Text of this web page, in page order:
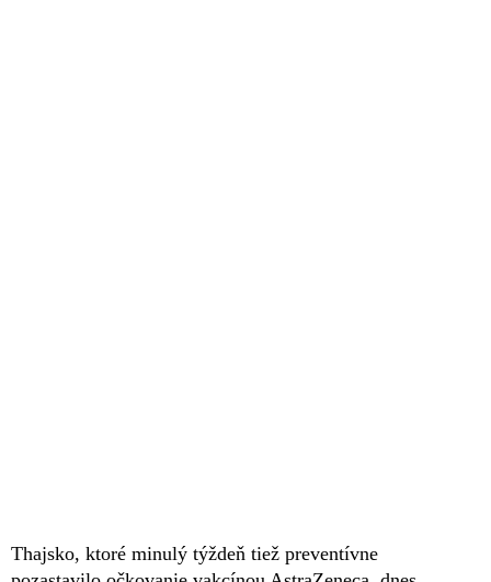
Thajsko, ktoré minulý týždeň tiež preventívne